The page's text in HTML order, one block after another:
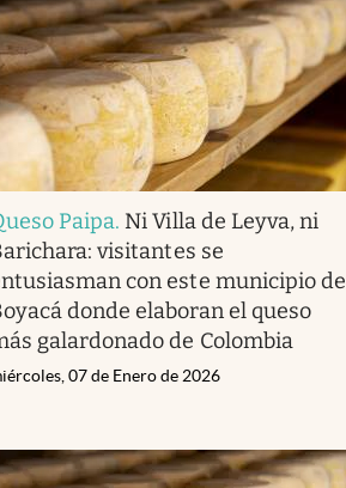
Paipa. Ni Villa de Leyva, ni
visitantes se
con este municipio de
donde elaboran el queso
galardonado de Colombia
07 de Enero de 2026